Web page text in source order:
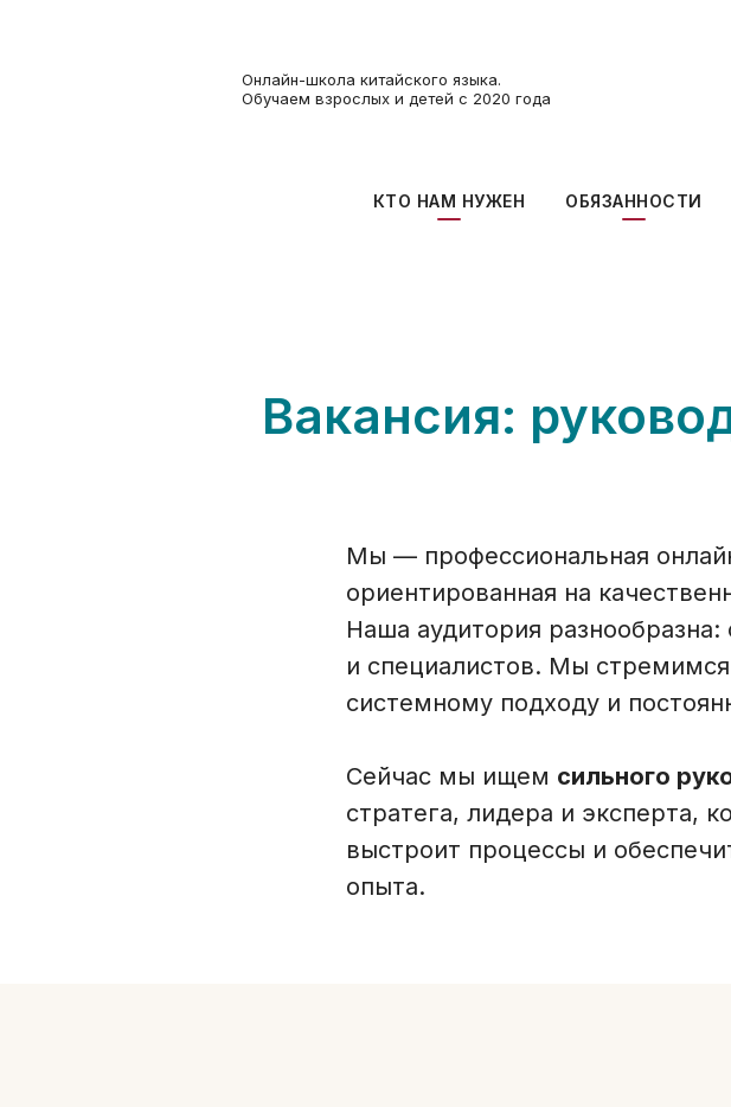
Онлайн-школа китайского языка.
Обучаем взрослых и детей с 2020 года
КТО НАМ НУЖЕН ОБЯЗАННОСТИ
Вакансия:
Мы — профессиональная
ориентированная на
Наша аудитория
и специалистов. Мы
системному подходу и
Сейчас мы ищем сильного
стратега, лидера и эксперта,
выстроит процессы и
опыта.